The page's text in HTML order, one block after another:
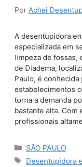
Por Achei
A desentupidora
especializada em
limpeza de fossas,
de Diadema,
Paulo, é
estabelecimentos
torna a demanda
bastante alta. Com
profissionais
Categorias
SÃO PAULO
Tags
Desentupidora